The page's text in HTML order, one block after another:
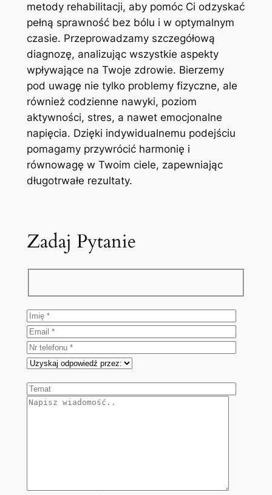
metody rehabilitacji, aby pomóc Ci odzyskać
pełną sprawność bez bólu i w optymalnym
czasie. Przeprowadzamy szczegółową
diagnozę, analizując wszystkie aspekty
wpływające na Twoje zdrowie. Bierzemy
pod uwagę nie tylko problemy fizyczne, ale
również codzienne nawyki, poziom
aktywności, stres, a nawet emocjonalne
napięcia. Dzięki indywidualnemu podejściu
pomagamy przywrócić harmonię i
równowagę w Twoim ciele, zapewniając
długotrwałe rezultaty.
Zadaj Pytanie